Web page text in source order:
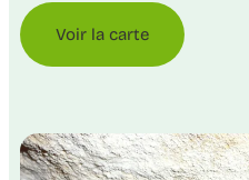
Voir la carte